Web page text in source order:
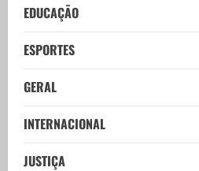
EDUCAÇÃO
ESPORTES
GERAL
INTERNACIONAL
JUSTIÇA